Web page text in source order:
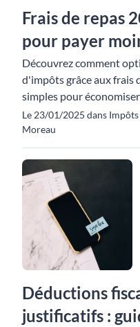
Frais de repas
pour payer
Découvrez comment
d'impôts grâce aux frais
simples pour
Le 23/01/2025 dans
Moreau
Déductions
justificatifs :